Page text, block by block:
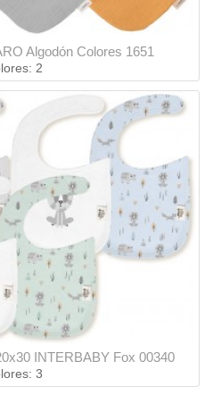
Algodón Colores 1651
2
INTERBABY Fox 00340
3